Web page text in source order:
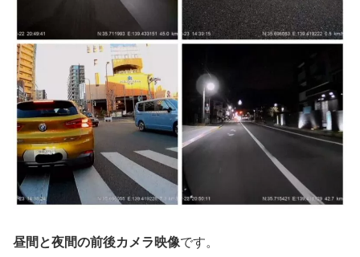
昼間と夜間の前後カメラ映像です。